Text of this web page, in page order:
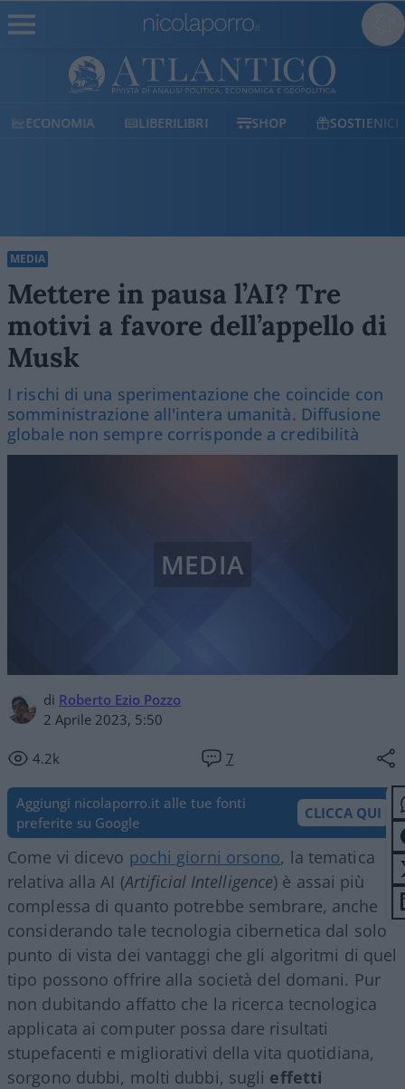
ECONOMIA LIBERILIBRI SHOP SOSTIENICI
MEDIA
Mettere in pausa l’AI? Tre
motivi a favore dell’appello di
Musk
I rischi di una sperimentazione che coincide con
somministrazione all'intera umanità. Diffusione
globale non sempre corrisponde a credibilità
di Roberto Ezio Pozzo
2 Aprile 2023, 5:50
4.2k 7
MEDIA
Aggiungi nicolaporro.it alle tue fonti
preferite su Google
CLICCA QUI
Come vi dicevo pochi giorni orsono, la tematica
relativa alla AI (Artificial Intelligence) è assai più
complessa di quanto potrebbe sembrare, anche
considerando tale tecnologia cibernetica dal solo
punto di vista dei vantaggi che gli algoritmi di quel
tipo possono offrire alla società del domani. Pur
non dubitando affatto che la ricerca tecnologica
applicata ai computer possa dare risultati
stupefacenti e migliorativi della vita quotidiana,
sorgono dubbi, molti dubbi, sugli effetti